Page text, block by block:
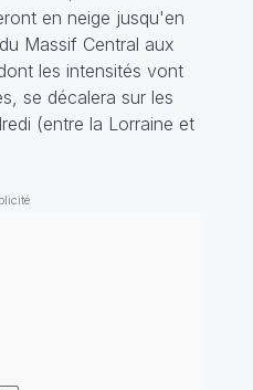
en neige jusqu'en
Massif Central aux
les intensités vont
se décalera sur les
(entre la Lorraine et